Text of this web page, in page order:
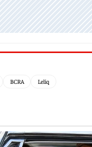
BCRA Leliq